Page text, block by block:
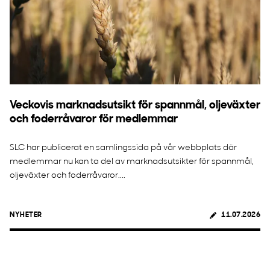
Veckovis marknadsutsikt för spannmål, oljeväxter
och foderråvaror för medlemmar
SLC har publicerat en samlingssida på vår webbplats där
medlemmar nu kan ta del av marknadsutsikter för spannmål,
oljeväxter och foderråvaror....
NYHETER 11.07.2026